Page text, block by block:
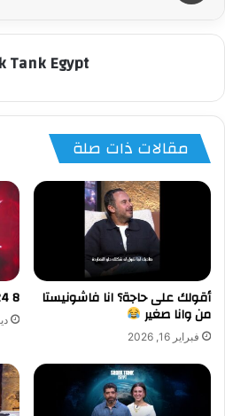
Tank Egypt
مقالات ذات صلة
أقولك على حاجة؟ انا فاشونيستا
من وانا صغير
فبراير 16, 2026
8 December 2024